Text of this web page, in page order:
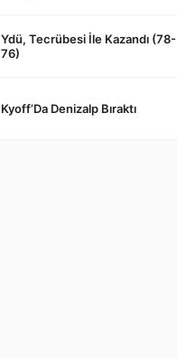
Ydü, Tecrübesi İle Kazandı (78-
76)
Kyoff’Da Denizalp Bıraktı